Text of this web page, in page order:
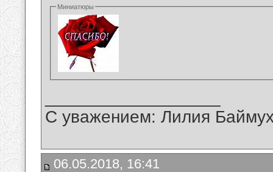
Миниатюры
С уважением: Лилия
06.05.2018, 16:41